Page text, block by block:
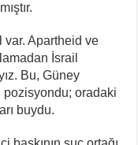
var. Apartheid ve
İsrail
Bu, Güney
pozisyondu; oradaki
buydu.